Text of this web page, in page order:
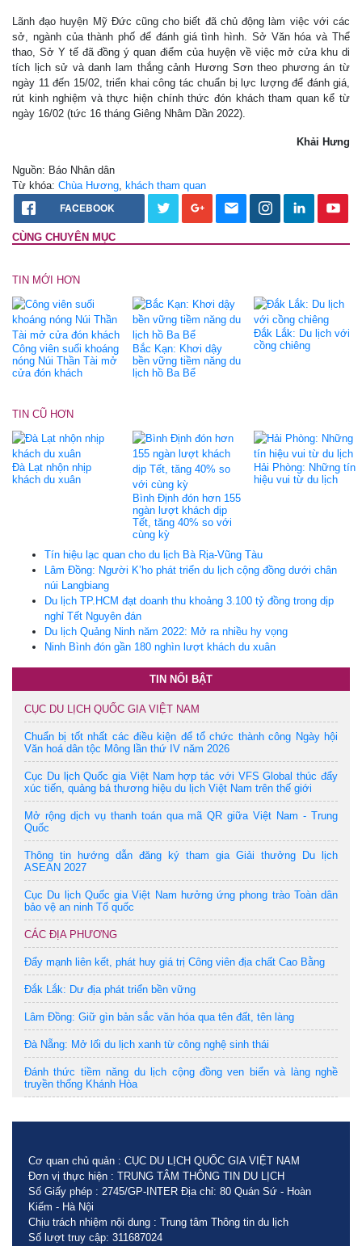
Lãnh đạo huyện Mỹ Đức cũng cho biết đã chủ động làm việc với các
sở, ngành của thành phố để đánh giá tình hình. Sở Văn hóa và Thể
thao, Sở Y tế đã đồng ý quan điểm của huyện về việc mở cửa khu di
tích lịch sử và danh lam thắng cảnh Hương Sơn theo phương án từ
ngày 11 đến 15/02, triển khai công tác chuẩn bị lực lượng để đánh giá,
rút kinh nghiệm và thực hiện chính thức đón khách tham quan kể từ
ngày 16/02 (tức 16 tháng Giêng Nhâm Dần 2022).
Khải Hưng
Nguồn: Báo Nhân dân
Từ khóa: Chùa Hương khách tham quan
FACEBOOK
CÙNG CHUYÊN MỤC
TIN MỚI HƠN
Công viên suối khoáng
nóng Núi Thần Tài mở
cửa đón khách
Bắc Kạn: Khơi dậy
bền vững tiềm năng du
lịch hồ Ba Bể
Đắk Lắk: Du lịch với
cồng chiêng
TIN CŨ HƠN
Đà Lạt nhộn nhịp
khách du xuân
Bình Định đón hơn 155
ngàn lượt khách dịp
Tết, tăng 40% so với
cùng kỳ
Hải Phòng: Những tín
hiệu vui từ du lịch
Tín hiệu lạc quan cho du lịch Bà Rịa-Vũng Tàu
Lâm Đồng: Người K’ho phát triển du lịch cộng đồng dưới chân
núi Langbiang
Du lịch TP.HCM đạt doanh thu khoảng 3.100 tỷ đồng trong dịp
nghỉ Tết Nguyên đán
Du lịch Quảng Ninh năm 2022: Mở ra nhiều hy vọng
Ninh Bình đón gần 180 nghìn lượt khách du xuân
TIN NỔI BẬT
CỤC DU LỊCH QUỐC GIA VIỆT NAM
Chuẩn bị tốt nhất các điều kiện để tổ chức thành công Ngày hội
Văn hoá dân tộc Mông lần thứ IV năm 2026
Cục Du lịch Quốc gia Việt Nam hợp tác với VFS Global thúc đẩy
xúc tiến, quảng bá thương hiệu du lịch Việt Nam trên thế giới
Mở rộng dịch vụ thanh toán qua mã QR giữa Việt Nam - Trung
Quốc
Thông tin hướng dẫn đăng ký tham gia Giải thưởng Du lịch
ASEAN 2027
Cục Du lịch Quốc gia Việt Nam hưởng ứng phong trào Toàn dân
bảo vệ an ninh Tổ quốc
CÁC ĐỊA PHƯƠNG
Đẩy mạnh liên kết, phát huy giá trị Công viên địa chất Cao Bằng
Đắk Lắk: Dư địa phát triển bền vững
Lâm Đồng: Giữ gìn bản sắc văn hóa qua tên đất, tên làng
Đà Nẵng: Mở lối du lịch xanh từ công nghệ sinh thái
Đánh thức tiềm năng du lịch cộng đồng ven biển và làng nghề
truyền thống Khánh Hòa
Cơ quan chủ quản : CỤC DU LỊCH QUỐC GIA VIỆT NAM
Đơn vị thực hiện : TRUNG TÂM THÔNG TIN DU LỊCH
Số Giấy phép : 2745/GP-INTER Địa chỉ: 80 Quán Sứ - Hoàn
Kiếm - Hà Nội
Chịu trách nhiệm nội dung : Trung tâm Thông tin du lịch
Số lượt truy cập: 311687024